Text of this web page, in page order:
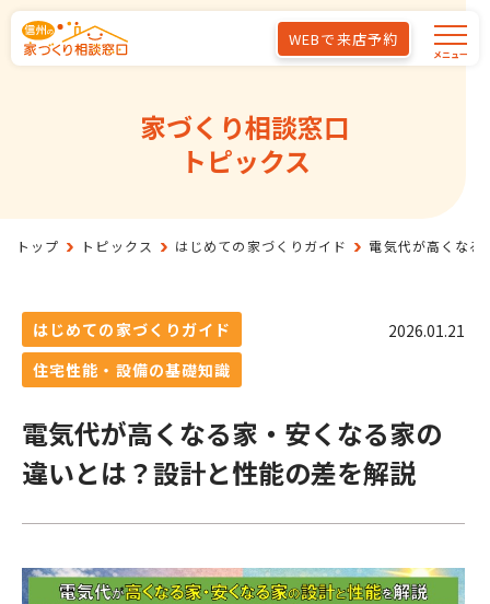
Skip to main content
WEBで来店予約
メニュー
家づくり相談窓口
トピックス
トップ トピックス はじめての家づくりガイド 電気代が高くなる
2026.01.21
はじめての家づくりガイド
住宅性能・設備の基礎知識
電気代が高くなる家・安くなる家の
違いとは？設計と性能の差を解説